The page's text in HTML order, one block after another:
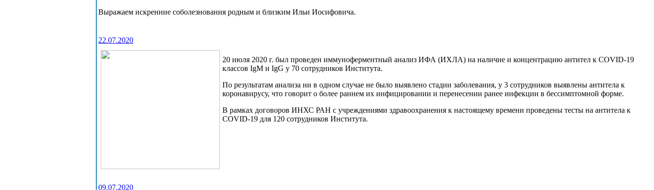
Выражаем искренние соболезнования родным и близким Ильи Иосифовича.
22.07.2020
20 июля 2020 г. был проведен иммуноферментный анализ ИФА (ИХЛА) на наличие и концентрацию антител к COVID-19
классов IgM и IgG у 70 сотрудников Института.
По результатам анализа ни в одном случае не было выявлено стадии заболевания, у 3 сотрудников выявлены антитела к
коронавирусу, что говорит о более раннем их инфицировании и перенесении ранее инфекции в бессимптомной форме.
В рамках договоров ИНХС РАН с учреждениями здравоохранения к настоящему времени проведены тесты на антитела к
COVID-19 для 120 сотрудников Института.
09.07.2020